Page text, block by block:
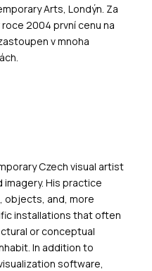
Arts, Londýn. Za
2004 první cenu na
v mnoha
Czech visual artist
His practice
objects, and, more
installations that often
or conceptual
In addition to
software,